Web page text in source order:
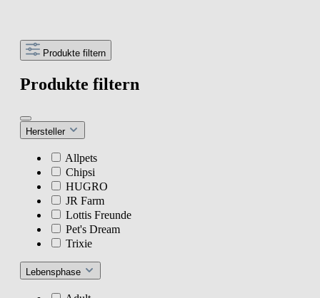
Produkte filtern
Produkte filtern
Hersteller
Allpets
Chipsi
HUGRO
JR Farm
Lottis Freunde
Pet's Dream
Trixie
Lebensphase